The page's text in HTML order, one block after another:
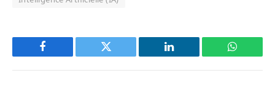
Facebook Twitter LinkedIn